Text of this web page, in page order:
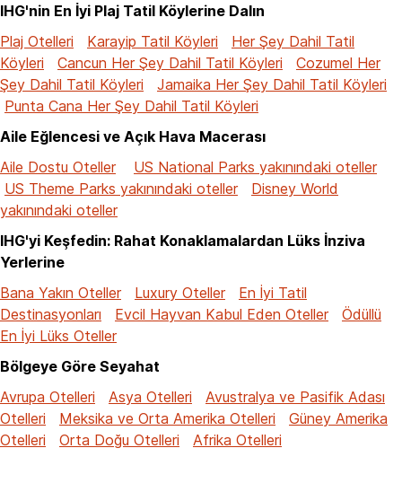
IHG'nin En İyi Plaj Tatil Köylerine Dalın
Plaj Otelleri
Karayip Tatil Köyleri
Her Şey Dahil Tatil
Köyleri
Cancun Her Şey Dahil Tatil Köyleri
Cozumel Her
Şey Dahil Tatil Köyleri
Jamaika Her Şey Dahil Tatil Köyleri
Punta Cana Her Şey Dahil Tatil Köyleri
Aile Eğlencesi ve Açık Hava Macerası
Aile Dostu Oteller
US National Parks yakınındaki oteller
US Theme Parks yakınındaki oteller
Disney World
yakınındaki oteller
IHG'yi Keşfedin: Rahat Konaklamalardan Lüks İnziva
Yerlerine
Bana Yakın Oteller
Luxury Oteller
En İyi Tatil
Destinasyonları
Evcil Hayvan Kabul Eden Oteller
Ödüllü
En İyi Lüks Oteller
Bölgeye Göre Seyahat
Avrupa Otelleri
Asya Otelleri
Avustralya ve Pasifik Adası
Otelleri
Meksika ve Orta Amerika Otelleri
Güney Amerika
Otelleri
Orta Doğu Otelleri Afrika Otelleri